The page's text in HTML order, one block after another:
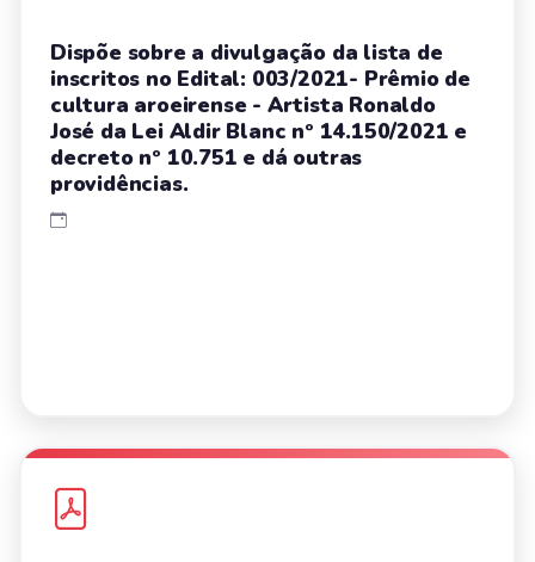
Dispõe sobre a divulgação da lista de
inscritos no Edital: 003/2021- Prêmio de
cultura aroeirense - Artista Ronaldo
José da Lei Aldir Blanc nº 14.150/2021 e
decreto nº 10.751 e dá outras
providências.